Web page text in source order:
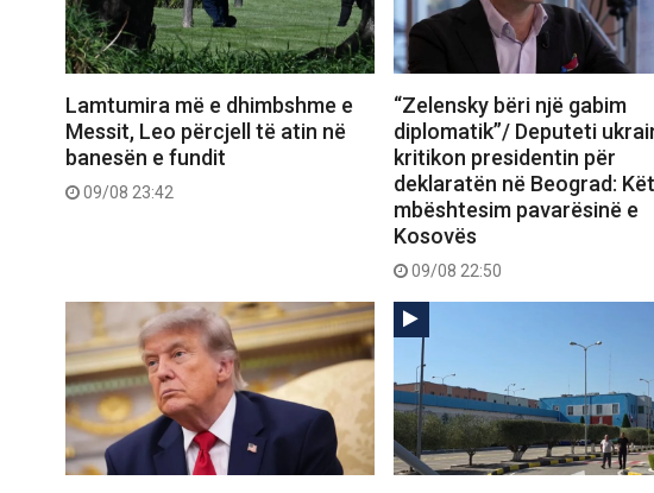
Lamtumira më e dhimbshme e
Messit, Leo përcjell të atin në
banesën e fundit
09/08 23:42
“Zelensky bëri një gabim
diplomatik”/ Deputeti
kritikon presidentin për
deklaratën në Beograd:
mbështesim pavarësinë e
Kosovës
09/08 22:50